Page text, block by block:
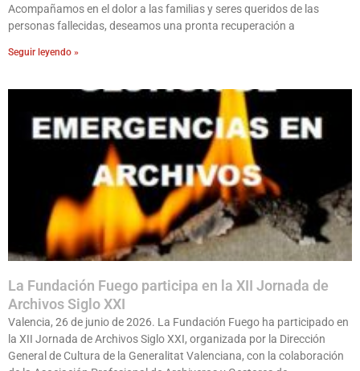
Acompañamos en el dolor a las familias y seres queridos de las
personas fallecidas, deseamos una pronta recuperación a
Seguir leyendo »
La Fundación Fuego participa en la XII Jornada de
Archivos Siglo XXI
Valencia, 26 de junio de 2026. La Fundación Fuego ha participado en
la XII Jornada de Archivos Siglo XXI, organizada por la Dirección
General de Cultura de la Generalitat Valenciana, con la colaboración